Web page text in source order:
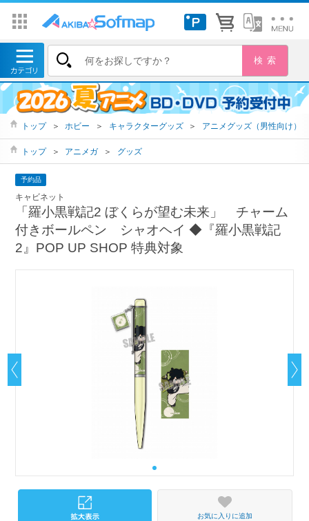
トップ ＞ ホビー ＞ キャラクターグッズ ＞ アニメグッズ（男性向け）
トップ ＞ アニメガ ＞ グッズ
予約品
キャビネット
「羅小黒戦記2 ぼくらが望む未来」 チャーム
付きボールペン シャオヘイ ◆『羅小黒戦記
2』POP UP SHOP 特典対象
お気に入りに追加